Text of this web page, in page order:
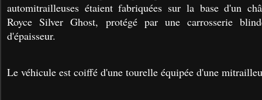
automitrailleuses étaient fabriquées sur la base d'un
Royce Silver Ghost, protégé par une carrosserie
d'épaisseur.
Le véhicule est coiffé d'une tourelle équipée d'une